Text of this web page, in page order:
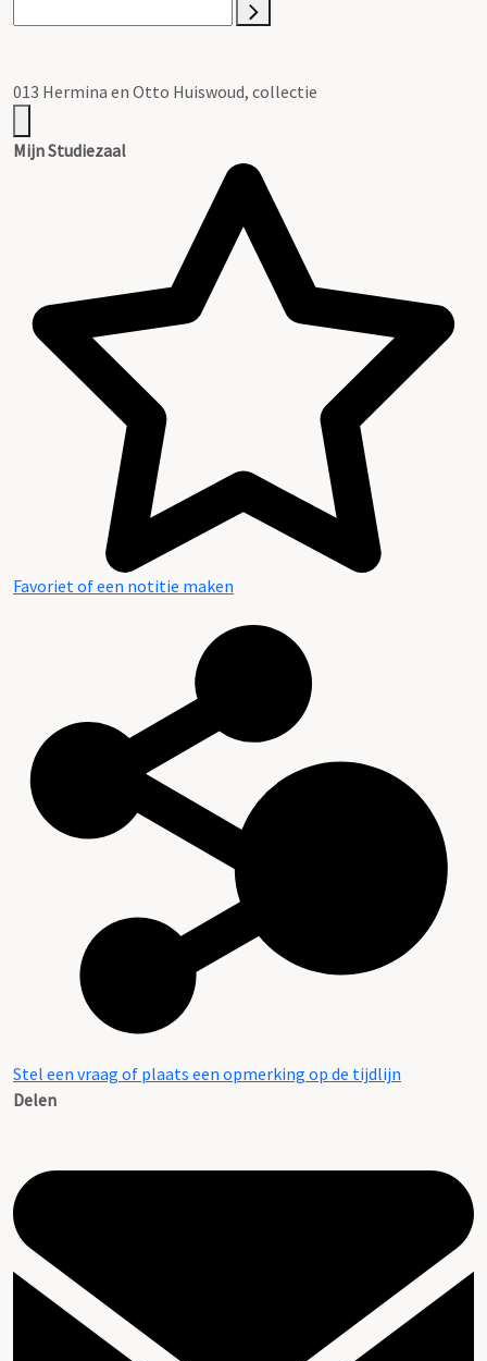
013 Hermina en Otto Huiswoud, collectie
Mijn Studiezaal
Favoriet of een notitie maken
Stel een vraag of plaats een opmerking op de tijdlijn
Delen